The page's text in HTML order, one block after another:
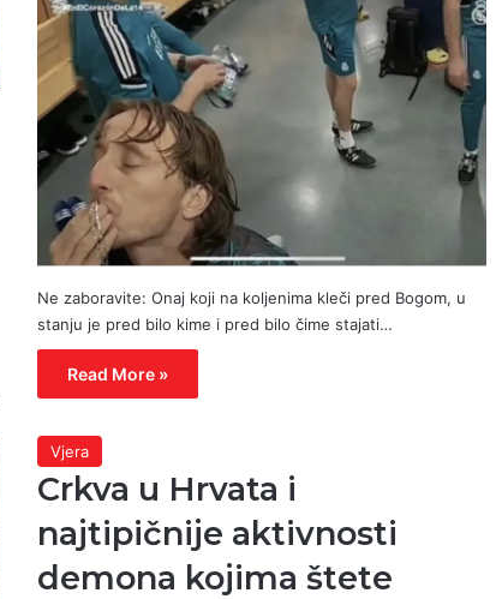
Ne zaboravite: Onaj koji na koljenima kleči pred Bogom, u
stanju je pred bilo kime i pred bilo čime stajati…
Read More »
Vjera
Crkva u Hrvata i
najtipičnije aktivnosti
demona kojima štete